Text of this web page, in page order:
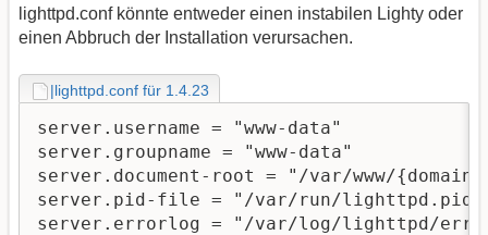
lighttpd.conf könnte entweder einen instabilen Lighty oder
einen Abbruch der Installation verursachen.
|lighttpd.conf für 1.4.23
server.username = "www-data"
server.groupname = "www-data"
server.document-root = "/var/www/
server.pid-file = "/var/run/lighttpd.pid"
server.errorlog = "/var/log/lighttpd/